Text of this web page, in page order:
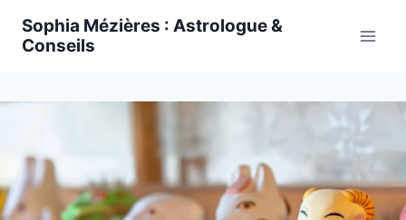
Sophia Mézières : Astrologue &
Conseils